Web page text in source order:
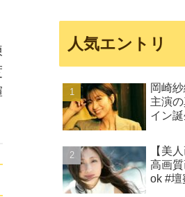
人気エントリ
岡崎
主演
イン誕
【美
高画
ok #壇